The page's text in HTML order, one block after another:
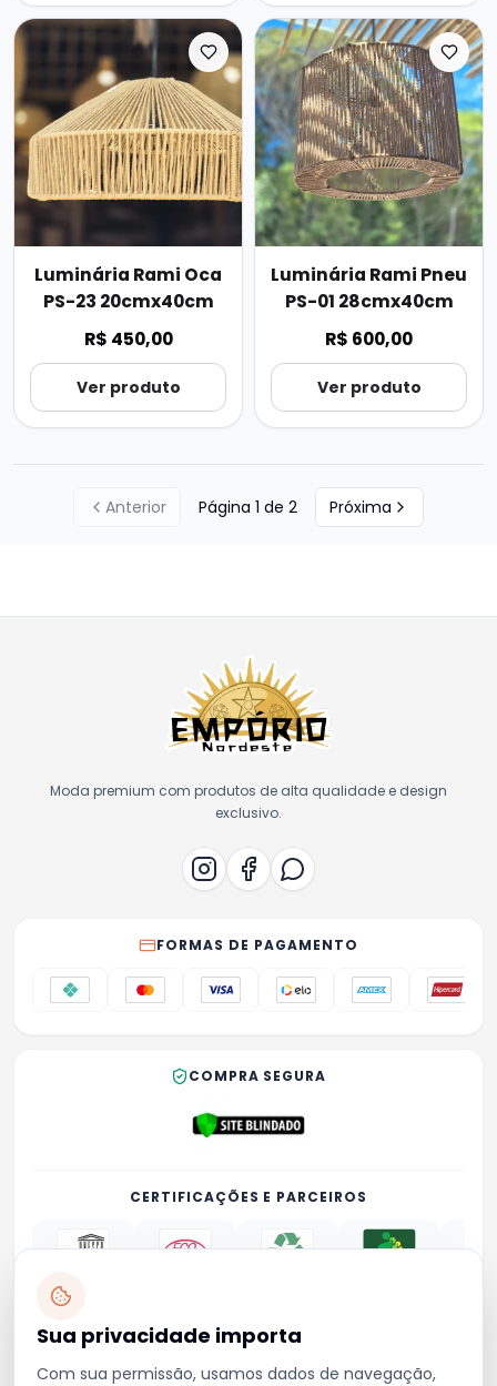
Luminária Rami Oca
PS-23 20cmx40cm
R$ 450,00
Ver produto
Luminária Rami Pneu
PS-01 28cmx40cm
R$ 600,00
Ver produto
Anterior Página 1 de 2 Próxima
Moda premium com produtos de alta qualidade e design
exclusivo.
FORMAS DE PAGAMENTO
COMPRA SEGURA
CERTIFICAÇÕES E PARCEIROS
PrivacidadeTermos Trocas e devoluções
Sua privacidade importa
Com sua permissão, usamos dados de navegação,